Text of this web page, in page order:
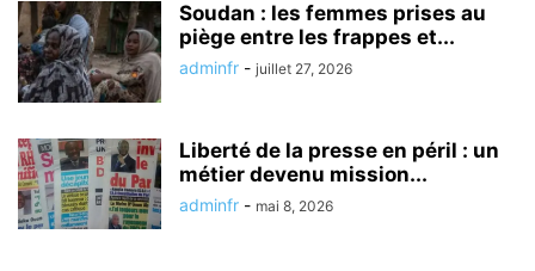
Soudan : les femmes prises au
piège entre les frappes et...
adminfr - juillet 27, 2026
Liberté de la presse en péril : un
métier devenu mission...
adminfr - mai 8, 2026